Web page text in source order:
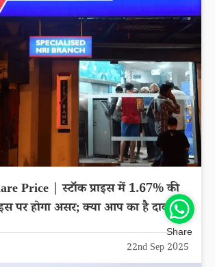
Price | स्टॉक प्राइस में 1.67% की
पर होगा असर; क्या आप का है दाव?
22nd Sep 2025
Share